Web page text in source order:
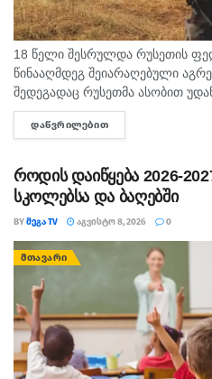
18 წელი შესრულდა რუსეთის
წინააღმდეგ შეიარაღებული
შედეგადაც რუსეთმა ასობით
დაიპყრო აფხაზეთი და
აგვისტოს გმირი გოგიტა
ᲓᲐᲬᲕᲠᲘᲚᲔᲑᲘᲗ
როდის დაიწყება 2026-
სკოლებსა და ბაღებში
BYᲛᲔᲒᲐ TV ᲐᲒᲕᲘᲡᲢᲝ 8, 2026 0
ᲛᲗᲐᲕᲐᲠᲘ